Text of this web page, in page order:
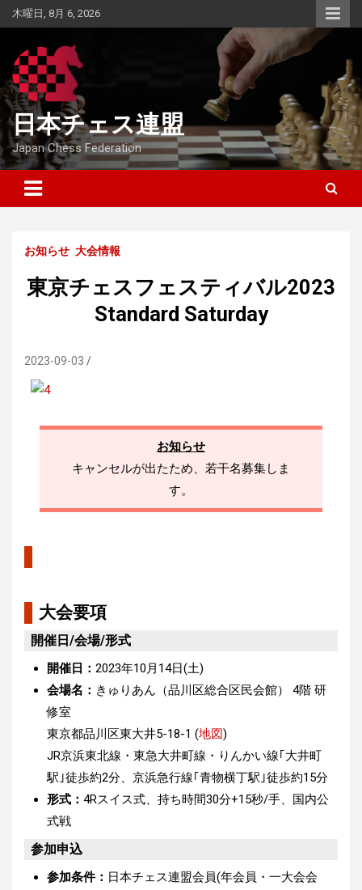
Skip
to
木曜日, 8月 6, 2026
日本チェス連盟
Japan Chess Federation
お知らせ 大会情報
東京チェスフェスティバル2023
Standard Saturday
2023-09-03
お知らせ
キャンセルが出たため、若干名募集しま
す。
大会要項
開催日/会場/形式
開催日： 2023年10月14日(土)
会場名： きゅりあん（品川区総合区民会館） 4階 研
修室
東京都品川区東大井5-18-1 (地図)
JR京浜東北線・東急大井町線・りんかい線｢大井町
駅｣徒歩約2分、京浜急行線｢青物横丁駅｣徒歩約15分
形式： 4Rスイス式、持ち時間30分+15秒/手、国内公
式戦
参加申込
参加条件： 日本チェス連盟会員(年会員・一大会会